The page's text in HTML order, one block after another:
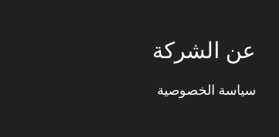
عن الشركة
سياسة الخصوصية